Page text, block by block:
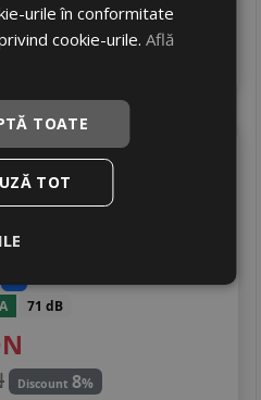
In stoc - 6 buc
livrare 2/3 zile
97Y
C
A 71 dB
Discount 8%
urile în conformitate
cookie-urile.Află
TOATE
TOT